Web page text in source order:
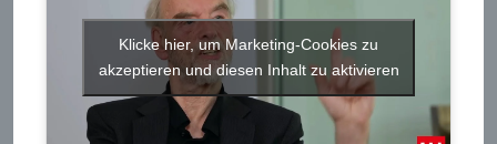
Klicke hier, um Marketing-Cookies zu
akzeptieren und diesen Inhalt zu aktivieren